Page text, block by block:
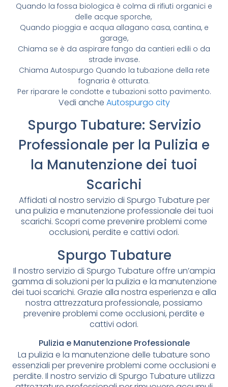
Quando la fossa biologica è colma di rifiuti organici e
delle acque sporche,
Quando pioggia e acqua allagano casa, cantina, e
garage,
Chiama se è da aspirare fango da cantieri edili o da
strade invase.
Chiama Autospurgo Quando la tubazione della rete
fognaria è otturata.
Per riparare le condotte e tubazioni sotto pavimento.
Vedi anche Autospurgo city
Spurgo Tubature: Servizio
Professionale per la Pulizia e
la Manutenzione dei tuoi
Scarichi
Affidati al nostro servizio di Spurgo Tubature per
una pulizia e manutenzione professionale dei tuoi
scarichi. Scopri come prevenire problemi come
occlusioni, perdite e cattivi odori.
Spurgo Tubature
Il nostro servizio di Spurgo Tubature offre un’ampia
gamma di soluzioni per la pulizia e la manutenzione
dei tuoi scarichi. Grazie alla nostra esperienza e alla
nostra attrezzatura professionale, possiamo
prevenire problemi come occlusioni, perdite e
cattivi odori.
Pulizia e Manutenzione Professionale
La pulizia e la manutenzione delle tubature sono
essenziali per prevenire problemi come occlusioni e
perdite. Il nostro servizio di Spurgo Tubature utilizza